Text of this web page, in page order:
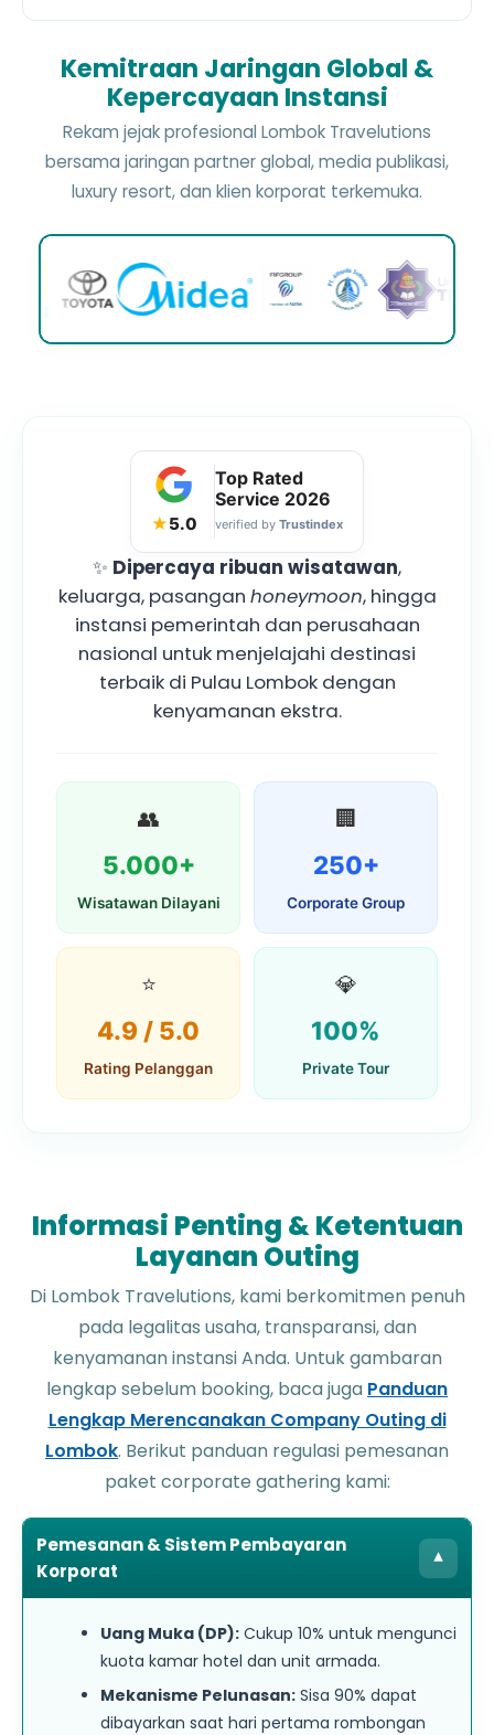
Kemitraan Jaringan Global &
Kepercayaan Instansi
Rekam jejak profesional Lombok Travelutions
bersama jaringan partner global, media publikasi,
luxury resort, dan klien korporat terkemuka.
★5.0
Top Rated
Service 2026
verified by Trustindex
✨ Dipercaya ribuan wisatawan,
keluarga, pasangan honeymoon, hingga
instansi pemerintah dan perusahaan
nasional untuk menjelajahi destinasi
terbaik di Pulau Lombok dengan
kenyamanan ekstra.
👥
5.000+
Wisatawan Dilayani
🏢
250+
Corporate Group
⭐
4.9 / 5.0
Rating Pelanggan
💎
100%
Private Tour
Informasi Penting & Ketentuan
Layanan Outing
Di Lombok Travelutions, kami berkomitmen penuh
pada legalitas usaha, transparansi, dan
kenyamanan instansi Anda. Untuk gambaran
lengkap sebelum booking, baca juga Panduan
Lengkap Merencanakan Company Outing di
Lombok. Berikut panduan regulasi pemesanan
paket corporate gathering kami:
Pemesanan & Sistem Pembayaran
Korporat
▾
Uang Muka (DP): Cukup 10% untuk mengunci
kuota kamar hotel dan unit armada.
Mekanisme Pelunasan: Sisa 90% dapat
dibayarkan saat hari pertama rombongan